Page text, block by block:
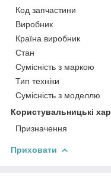
Код запчастини
Виробник
Країна виробник
Стан
Сумісність з маркою
Тип техніки
Сумісність з моделлю
Користувальницькі
Призначення
Приховати